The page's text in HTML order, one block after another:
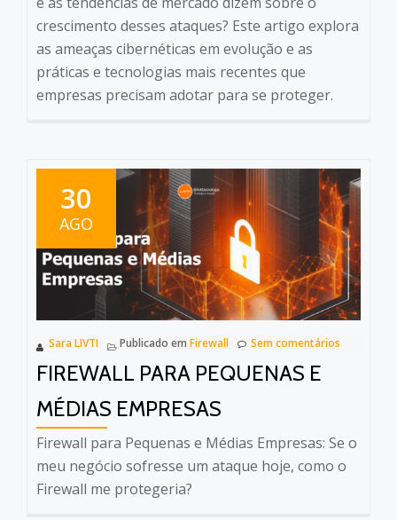
crescimento desses ataques? Este artigo explora
as ameaças cibernéticas em evolução e as
práticas e tecnologias mais recentes que
empresas precisam adotar para se proteger.
30
AGO
Sara LIVTI Publicado em Firewall Sem comentários
FIREWALL PARA PEQUENAS E
MÉDIAS EMPRESAS
Firewall para Pequenas e Médias Empresas: Se o
meu negócio sofresse um ataque hoje, como o
Firewall me protegeria?